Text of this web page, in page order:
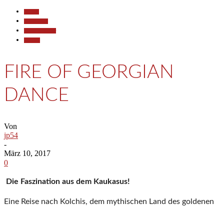
FIRE OF GEORGIAN
DANCE
Von
jp54
-
März 10, 2017
0
Die Faszination aus dem Kaukasus!
Eine Reise nach Kolchis, dem mythischen Land des goldenen